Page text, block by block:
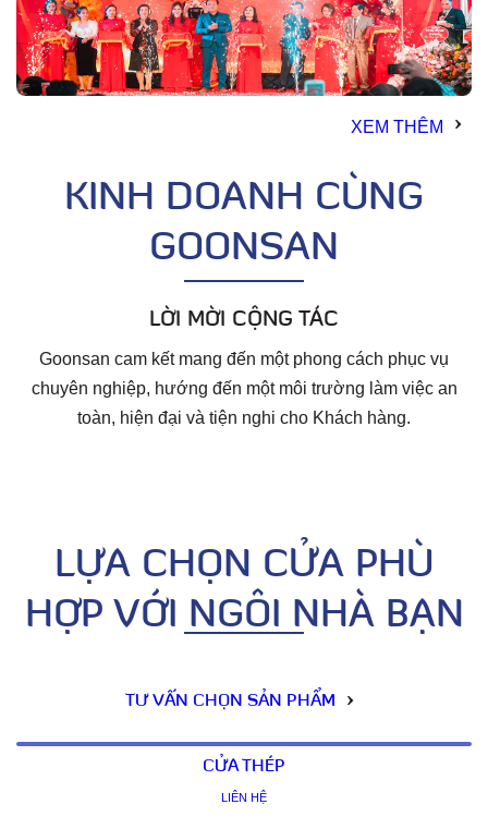
XEM THÊM
KINH DOANH CÙNG
GOONSAN
LỜI MỜI CỘNG TÁC
Goonsan cam kết mang đến một phong cách phục vụ
chuyên nghiệp, hướng đến một môi trường làm việc an
toàn, hiện đại và tiện nghi cho Khách hàng.
cộng tác viên
LỰA CHỌN CỬA PHÙ
HỢP VỚI NGÔI NHÀ BẠN
TƯ VẤN CHỌN SẢN PHẨM
CỬA THÉP
LIÊN HỆ